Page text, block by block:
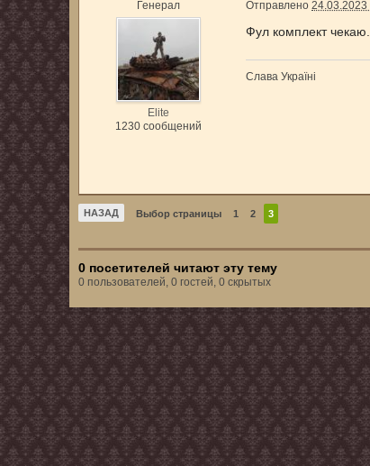
Генерал
Elite
1230 сообщений
Отправлено24.03.2023
Фул комплект чекаю.
Слава Україні
НАЗАД Выбор страницы 1 2 3
0 посетителей читают эту тему
0 пользователей, 0 гостей, 0 скрытых